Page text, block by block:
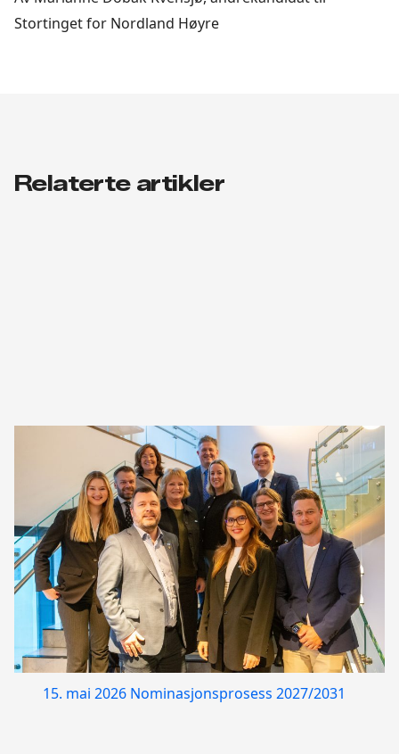
Stortinget for Nordland Høyre
Relaterte artikler
15. mai 2026 Nominasjonsprosess 2027/2031